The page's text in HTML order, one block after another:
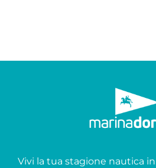
Vivi la tua stagione nautica